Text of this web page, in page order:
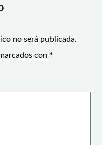
no será publicada.
con *